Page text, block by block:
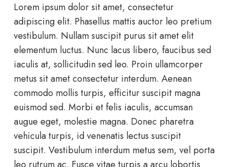
Lorem ipsum dolor sit amet, consectetur
adipiscing elit. Phasellus mattis auctor leo pretium
vestibulum. Nullam suscipit purus sit amet elit
elementum luctus. Nunc lacus libero, faucibus sed
iaculis at, sollicitudin sed leo. Proin ullamcorper
metus sit amet consectetur interdum. Aenean
commodo mollis turpis, efficitur suscipit magna
euismod sed. Morbi et felis iaculis, accumsan
augue eget, molestie magna. Donec pharetra
vehicula turpis, id venenatis lectus suscipit
suscipit. Vestibulum interdum metus sem, vel porta